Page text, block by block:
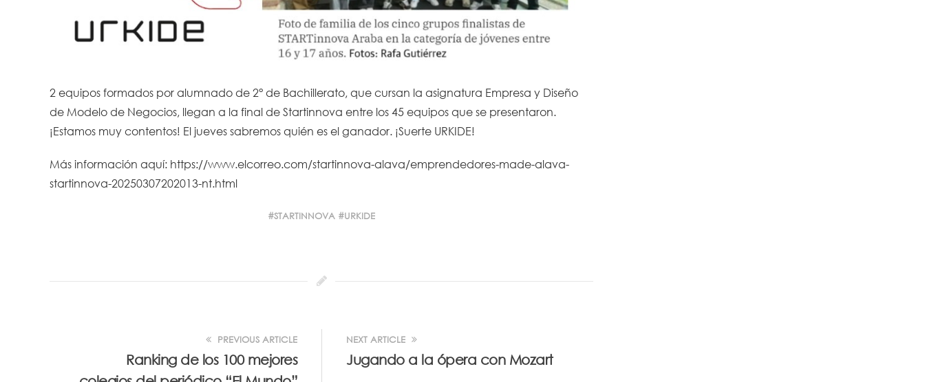
2 equipos formados por alumnado de 2° de Bachillerato, que cursan la asignatura Empresa y Diseño
de Modelo de Negocios, llegan a la final de Startinnova entre los 45 equipos que se presentaron.
¡Estamos muy contentos! El jueves sabremos quién es el ganador. ¡Suerte URKIDE!
Más información aquí: https://www.elcorreo.com/startinnova-alava/emprendedores-made-alava-
startinnova-20250307202013-nt.html
STARTINNOVA URKIDE
PREVIOUS ARTICLE
Ranking de los 100 mejores
NEXT ARTICLE
Jugando a la ópera con Mozart